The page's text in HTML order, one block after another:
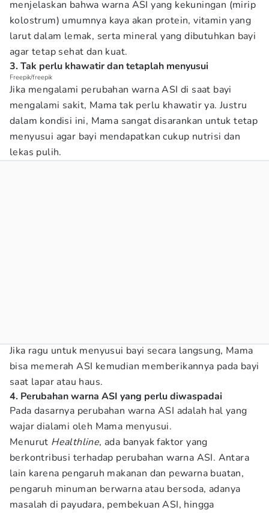
menjelaskan bahwa warna ASI yang kekuningan (mirip
kolostrum) umumnya kaya akan protein, vitamin yang
larut dalam lemak, serta mineral yang dibutuhkan bayi
agar tetap sehat dan kuat.
3. Tak perlu khawatir dan tetaplah menyusui
Freepik/freepik
Jika mengalami perubahan warna ASI di saat bayi
mengalami sakit, Mama tak perlu khawatir ya. Justru
dalam kondisi ini, Mama sangat disarankan untuk tetap
menyusui agar bayi mendapatkan cukup nutrisi dan
lekas pulih.
Jika ragu untuk menyusui bayi secara langsung, Mama
bisa memerah ASI kemudian memberikannya pada bayi
saat lapar atau haus.
4. Perubahan warna ASI yang perlu diwaspadai
Pada dasarnya perubahan warna ASI adalah hal yang
wajar dialami oleh Mama menyusui.
Menurut Healthline, ada banyak faktor yang
berkontribusi terhadap perubahan warna ASI. Antara
lain karena pengaruh makanan dan pewarna buatan,
pengaruh minuman berwarna atau bersoda, adanya
masalah di payudara, pembekuan ASI, hingga